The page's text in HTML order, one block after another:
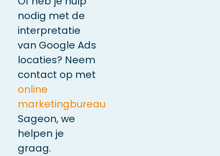
nodig met de
interpretatie
van Google Ads
locaties? Neem
contact op met
online
marketingbureau
Sageon, we
helpen je
graag.